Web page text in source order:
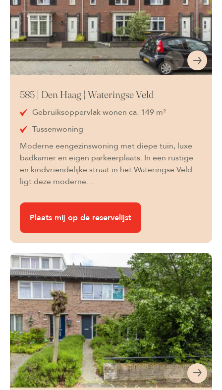
585 | Den Haag | Wateringse Veld
Gebruiksoppervlak wonen ca. 149 m²
Tussenwoning
Moderne eengezinswoning met diepe tuin, luxe
badkamer en eigen parkeerplaats. In een rustige
en kindvriendelijke straat in het Wateringse Veld
ligt deze moderne…
Plaats mij op de reservelijst